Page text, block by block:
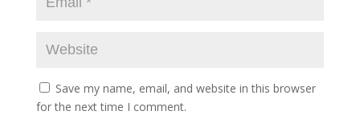
Save my name, email, and website in this browser
for the next time I comment.